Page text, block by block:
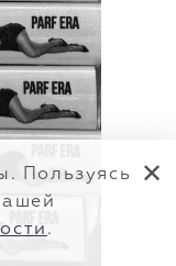
Пользуясь
.
✕